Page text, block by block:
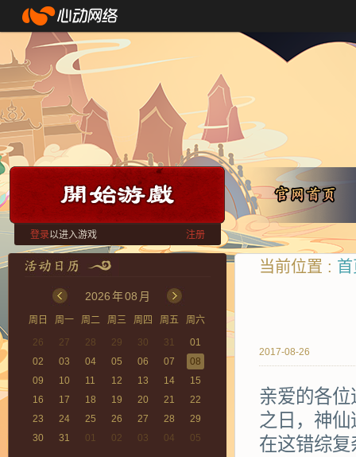
登录以进入游戏 注册
2026年08 月
周日 周一 周二 周三 周四 周五
周六
26
27 28 29 30 31
01
02
03 04 05 06 07
08
09
10 11 12 13 14
15
16
17 18 19 20 21
22
23
24 25 26 27 28
29
30
31 01 02 03 04 05
当前位置 :
2017-08-26
亲爱的各
之日，神
在这错综